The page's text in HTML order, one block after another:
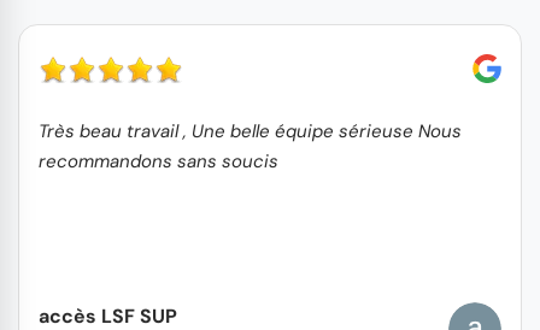
Très beau travail , Une belle équipe sérieuse Nous
recommandons sans soucis
accès LSF SUP